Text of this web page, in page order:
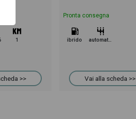
1
>>
Pronta consegna
ibrido automatico
Vai alla scheda >>